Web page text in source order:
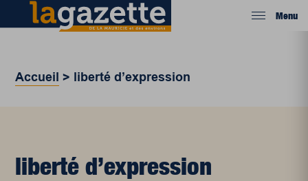
Menu
Accueil > liberté d’expression
liberté d’expression